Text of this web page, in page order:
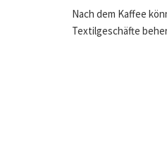
Nach dem Kaffee
Textilgeschäfte